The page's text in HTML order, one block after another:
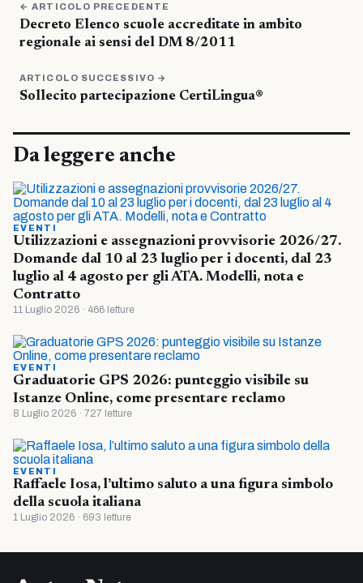
← ARTICOLO PRECEDENTE
Decreto Elenco scuole accreditate in ambito
regionale ai sensi del DM 8/2011
ARTICOLO SUCCESSIVO →
Sollecito partecipazione CertiLingua®
Da leggere anche
EVENTI
Utilizzazioni e assegnazioni provvisorie 2026/27.
Domande dal 10 al 23 luglio per i docenti, dal 23
luglio al 4 agosto per gli ATA. Modelli, nota e
Contratto
11 Luglio 2026 · 466 letture
EVENTI
Graduatorie GPS 2026: punteggio visibile su
Istanze Online, come presentare reclamo
8 Luglio 2026 · 727 letture
EVENTI
Raffaele Iosa, l’ultimo saluto a una figura simbolo
della scuola italiana
1 Luglio 2026 · 693 letture